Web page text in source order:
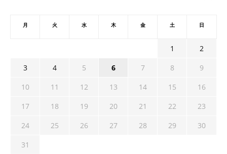
月 火 水 木 金 土 日
1
2
3
4 5 6 7 8
9
10
11 12 13 14 15
16
17
18 19 20 21 22
23
24
25 26 27 28 29
30
31